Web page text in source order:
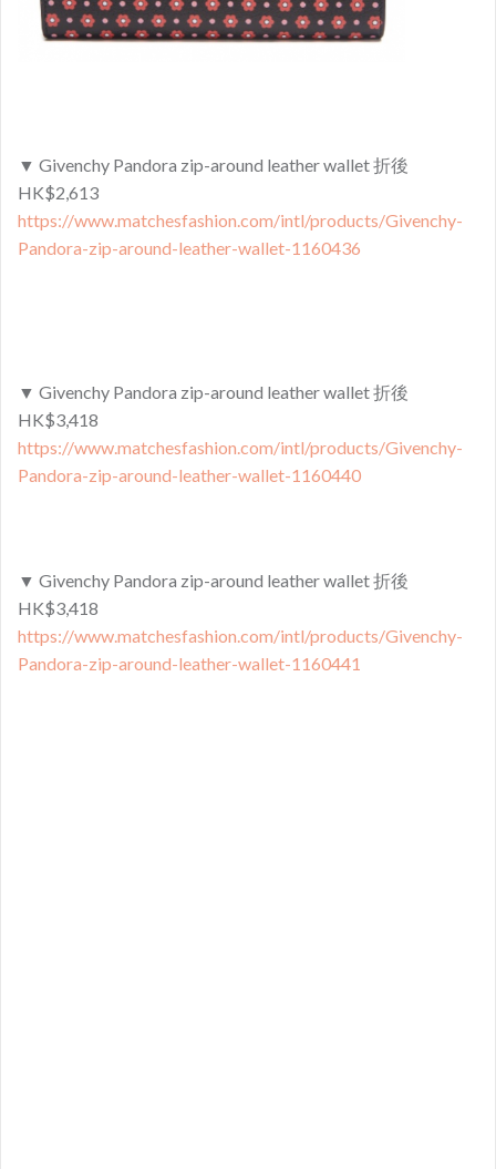
▼ Givenchy Pandora zip-around leather wallet 折後
HK$2,613
https://www.matchesfashion.com/intl/products/Givenchy-
Pandora-zip-around-leather-wallet-1160436
▼ Givenchy Pandora zip-around leather wallet折後
HK$3,418
https://www.matchesfashion.com/intl/products/Givenchy-
Pandora-zip-around-leather-wallet-1160440
▼ Givenchy Pandora zip-around leather wallet折後
HK$3,418
https://www.matchesfashion.com/intl/products/Givenchy-
Pandora-zip-around-leather-wallet-1160441